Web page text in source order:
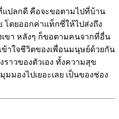
แปลกดี คือจะขอตามไปที่บ้าน
ดยออกค่าแท็กซี่ให้ไปส่งถึง
เขา หลังๆ ก็ขอตามคนจากที่อื่น
ข้าใจชีวิตของเพื่อนมนุษย์ด้วยกัน
าวของตัวเอง ทั้งความสุข
มองไปเยอะเลย เป็นของช่อง